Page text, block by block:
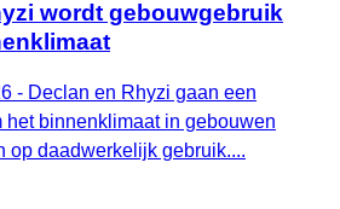
wordt gebouwgebruik
- Declan en Rhyzi gaan een
binnenklimaat in gebouwen
op daadwerkelijk gebruik....